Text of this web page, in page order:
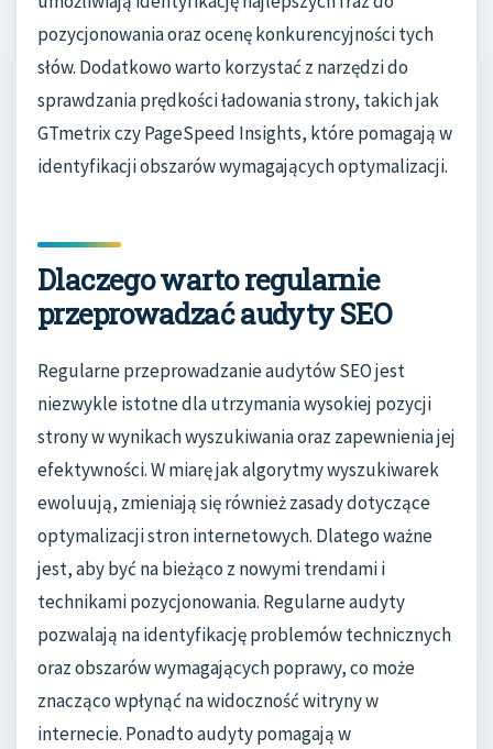
pozycjonowania oraz ocenę konkurencyjności tych
słów. Dodatkowo warto korzystać z narzędzi do
sprawdzania prędkości ładowania strony, takich jak
GTmetrix czy PageSpeed Insights, które pomagają w
identyfikacji obszarów wymagających optymalizacji.
Dlaczego warto regularnie
przeprowadzać audyty SEO
Regularne przeprowadzanie audytów SEO jest
niezwykle istotne dla utrzymania wysokiej pozycji
strony w wynikach wyszukiwania oraz zapewnienia jej
efektywności. W miarę jak algorytmy wyszukiwarek
ewoluują, zmieniają się również zasady dotyczące
optymalizacji stron internetowych. Dlatego ważne
jest, aby być na bieżąco z nowymi trendami i
technikami pozycjonowania. Regularne audyty
pozwalają na identyfikację problemów technicznych
oraz obszarów wymagających poprawy, co może
znacząco wpłynąć na widoczność witryny w
internecie. Ponadto audyty pomagają w